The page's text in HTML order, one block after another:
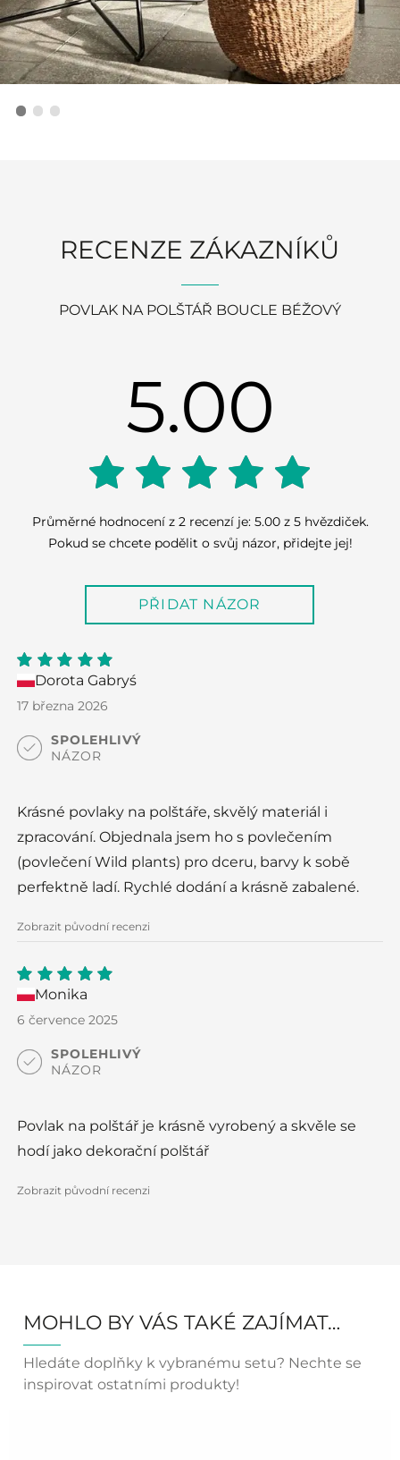
RECENZE ZÁKAZNÍKŮ
POVLAK NA POLŠTÁŘ BOUCLE BÉŽOVÝ
5.00
5.00
out of
5
Průměrné hodnocení z 2 recenzí je: 5.00 z 5 hvězdiček.
Pokud se chcete podělit o svůj názor, přidejte jej!
PŘIDAT NÁZOR
5out
of 5
Dorota Gabryś
17 března 2026
SPOLEHLIVÝ
NÁZOR
Krásné povlaky na polštáře, skvělý materiál i
zpracování. Objednala jsem ho s povlečením
(povlečení Wild plants) pro dceru, barvy k sobě
perfektně ladí. Rychlé dodání a krásně zabalené.
Zobrazit původní recenzi
5out
of 5
Monika
6 července 2025
SPOLEHLIVÝ
NÁZOR
Povlak na polštář je krásně vyrobený a skvěle se
hodí jako dekorační polštář
Zobrazit původní recenzi
MOHLO BY VÁS TAKÉ ZAJÍMAT…
Hledáte doplňky k vybranému setu? Nechte se
inspirovat ostatními produkty!